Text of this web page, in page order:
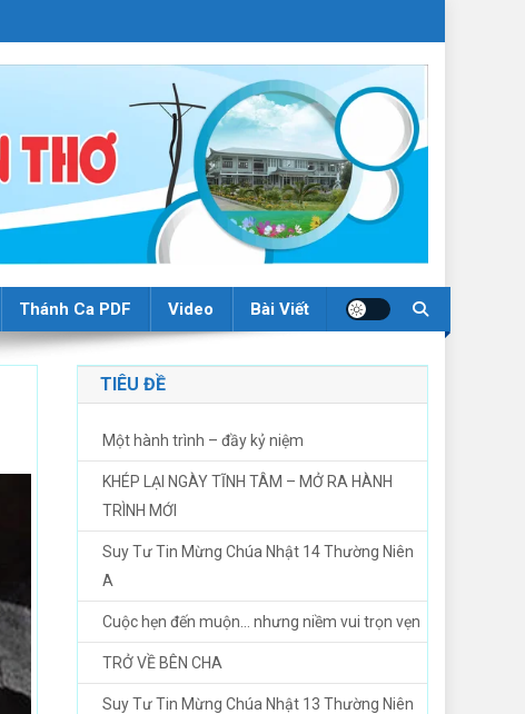
Thánh Ca PDF Video Bài Viết
TIÊU ĐỀ
Một hành trình – đầy kỷ niệm
KHÉP LẠI NGÀY TĨNH TÂM – MỞ RA HÀNH
TRÌNH MỚI
Suy Tư Tin Mừng Chúa Nhật 14 Thường Niên
A
Cuộc hẹn đến muộn… nhưng niềm vui trọn vẹn
TRỞ VỀ BÊN CHA
Suy Tư Tin Mừng Chúa Nhật 13 Thường Niên